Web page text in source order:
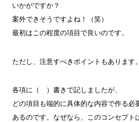
いかがですか？
案外できそうですよね！（笑）
最初はこの程度の項目で良いのです。
ただし、注意すべきポイントもあります。
各項に（ ）書きで記しましたが、
どの項目も端的に具体的な内容で作る必
あるのです。なぜなら、このコンセプト